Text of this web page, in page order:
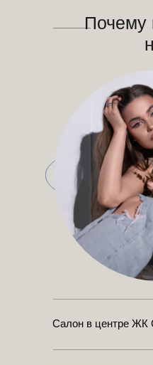
Салон в центре ЖК
Почему